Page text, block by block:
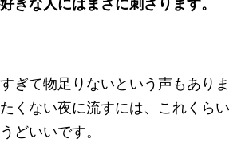
きな人にはまさに刺さります。
ぎて物足りないという声もありま
くない夜に流すには、これくらい
どいいです。